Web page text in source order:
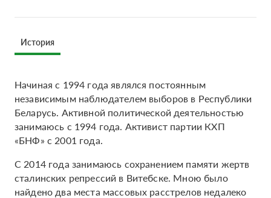
История
Начиная с 1994 года являлся постоянным
независимым наблюдателем выборов в Республики
Беларусь. Активной политической деятельностью
занимаюсь с 1994 года. Активист партии КХП
«БНФ» с 2001 года.
С 2014 года занимаюсь сохранением памяти жертв
сталинских репрессий в Витебске. Мною было
найдено два места массовых расстрелов недалеко